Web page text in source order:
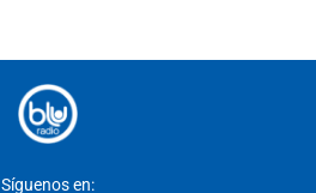
Síguenos en: